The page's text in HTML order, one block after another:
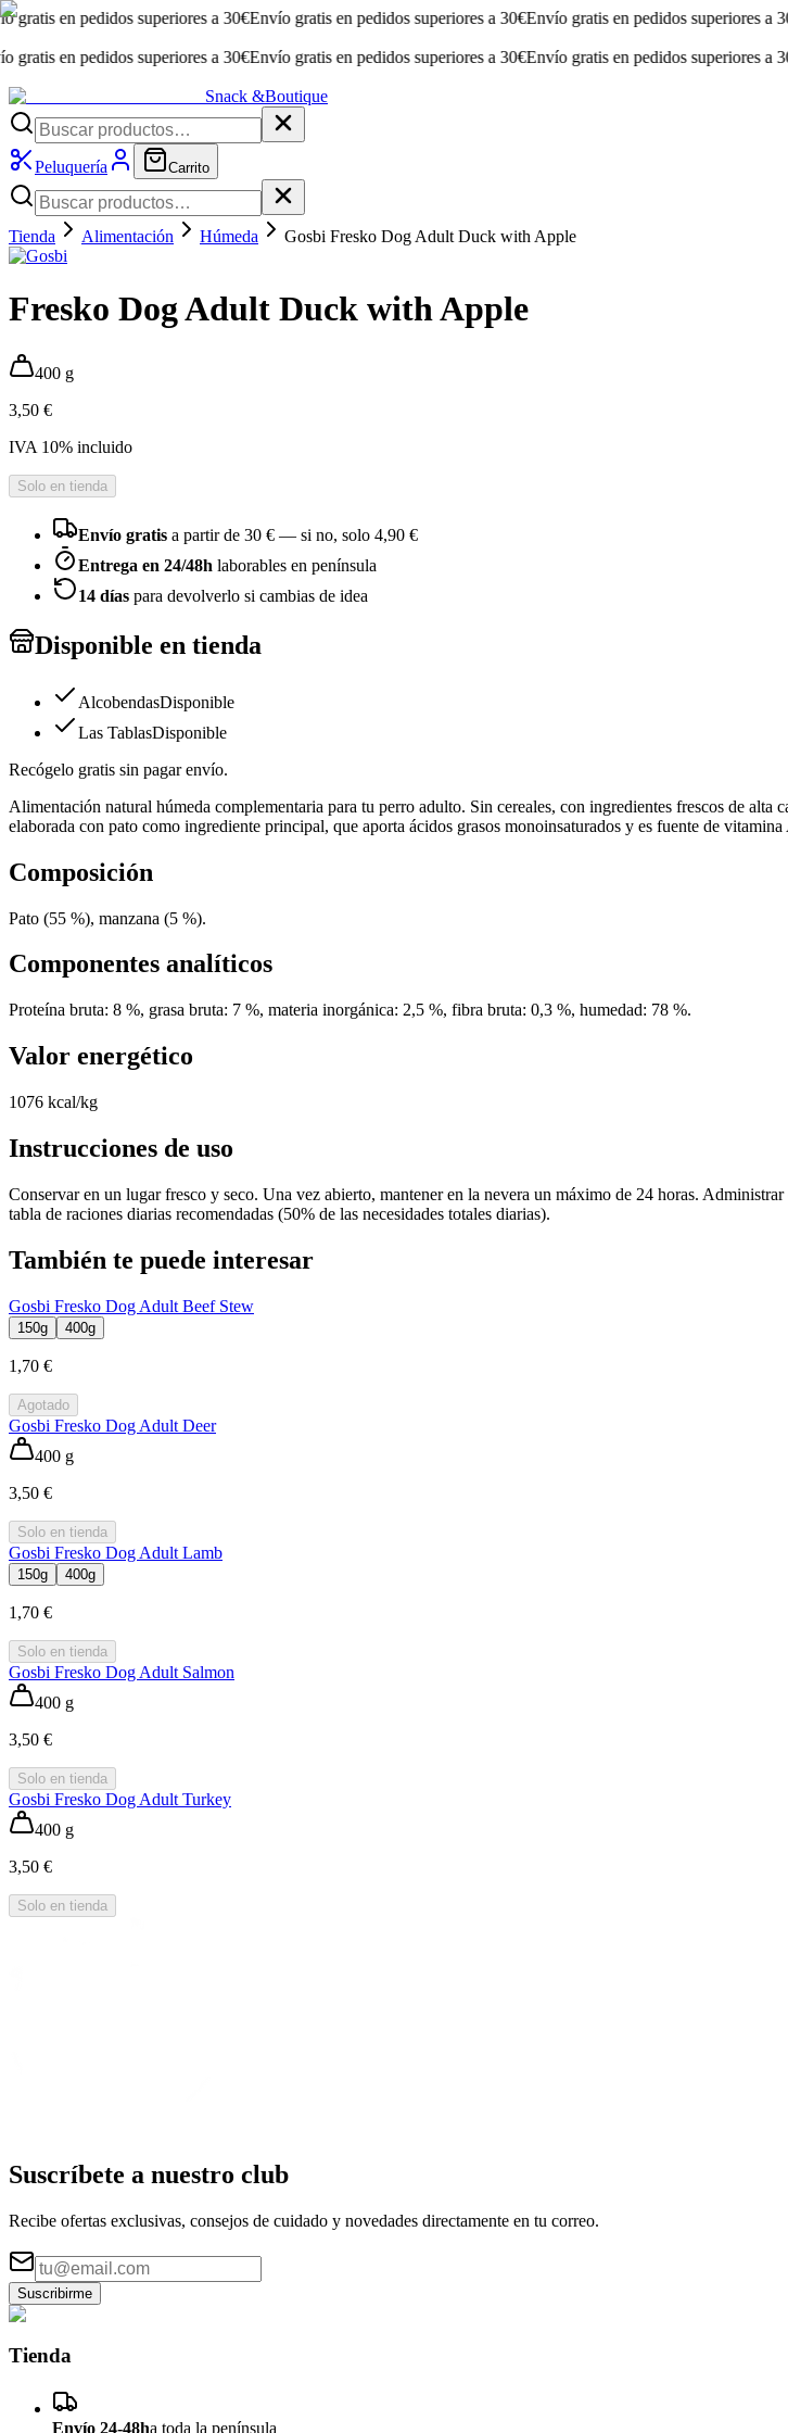
en pedidos superiores a 30€Envío gratis en pedidos superiores a 30€Envío gratis en pedidos superiores a 30€
en pedidos superiores a 30€Envío gratis en pedidos superiores a 30€Envío gratis en pedidos superiores a 30€
Snack &Boutique
Peluquería Carrito
Tienda Alimentación Húmeda Gosbi Fresko Dog Adult Duck with Apple
Fresko Dog Adult Duck with Apple
400 g
3,50 €
IVA 10% incluido
Solo en tienda
Envío gratis a partir de 30 € — si no, solo 4,90 €
Entrega en 24/48h laborables en península
14 días para devolverlo si cambias de idea
Disponible en tienda
AlcobendasDisponible
Las TablasDisponible
Recógelo gratis sin pagar envío.
Alimentación natural húmeda complementaria para tu perro adulto. Sin cereales, con ingredientes frescos de
elaborada con pato como ingrediente principal, que aporta ácidos grasos monoinsaturados y es fuente de
Composición
Pato (55 %), manzana (5 %).
Componentes analíticos
Proteína bruta: 8 %, grasa bruta: 7 %, materia inorgánica: 2,5 %, fibra bruta: 0,3 %, humedad: 78 %.
Valor energético
1076 kcal/kg
Instrucciones de uso
Conservar en un lugar fresco y seco. Una vez abierto, mantener en la nevera un máximo de 24 horas.
tabla de raciones diarias recomendadas (50% de las necesidades totales diarias).
También te puede interesar
Gosbi Fresko Dog Adult Beef Stew
150g 400g
1,70 €
Agotado
Gosbi Fresko Dog Adult Deer
400 g
3,50 €
Solo en tienda
Gosbi Fresko Dog Adult Lamb
150g 400g
1,70 €
Solo en tienda
Gosbi Fresko Dog Adult Salmon
400 g
3,50 €
Solo en tienda
Gosbi Fresko Dog Adult Turkey
400 g
3,50 €
Solo en tienda
Suscríbete a nuestro club
Recibe ofertas exclusivas, consejos de cuidado y novedades directamente en tu correo.
Suscribirme
Tienda
Envío 24-48ha toda la península